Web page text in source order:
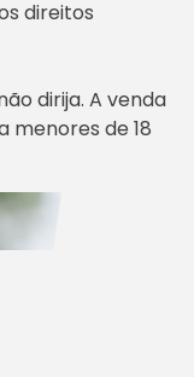
direitos
dirija. A venda
menores de 18